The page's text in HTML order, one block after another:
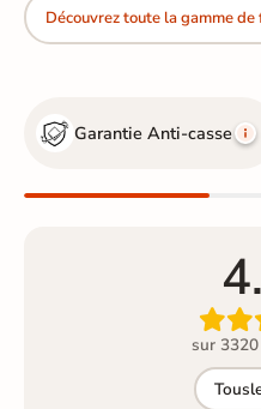
Découvrez toute la gamme de
Garantie Anti-casse
sur
Tous